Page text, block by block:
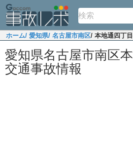
ホーム/ 愛知県/ 名古屋市南区/ 本地通四丁
愛知県名古屋市南区
交通事故情報